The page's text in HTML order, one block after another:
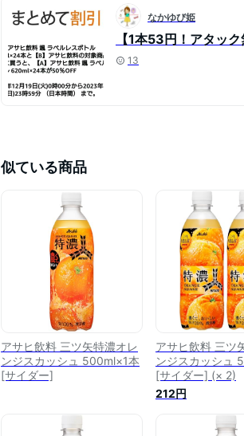
なかゆび姫
【1本53円！アタッ
13
似ている商品
アサヒ飲料 三ツ矢特濃オレ
ンジスカッシュ 500ml×1本
[サイダー]
アサヒ飲料 三ツ
ンジスカッシュ
[サイダー] (× 2)
212円